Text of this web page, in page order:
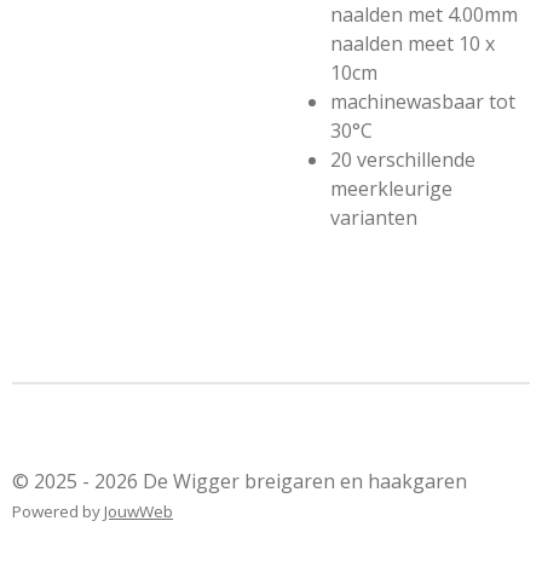
naalden met 4.00mm
naalden meet 10 x
10cm
machinewasbaar tot
30°C
20 verschillende
meerkleurige
varianten
© 2025 - 2026 De Wigger breigaren en haakgaren
Powered by JouwWeb